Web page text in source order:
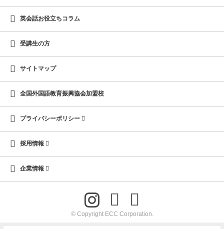
英会話お役立ちコラム
受講生の方
サイトマップ
全国外国語教育振興協会加盟校
プライバシーポリシー
採用情報
企業情報
© Copyright ECC Corporation.